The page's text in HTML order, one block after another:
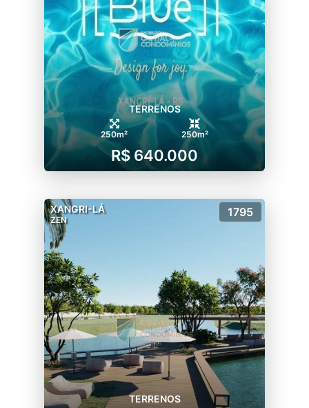
TERRENOS
250m² 250m²
R$ 640.000
XANGRI-LÁ
ZEN
1795
TERRENOS